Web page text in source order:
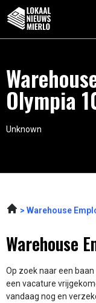
Olympia
Unknown
Warehouse
Warehouse
Op zoek naar een
een vacature
vandaag nog en